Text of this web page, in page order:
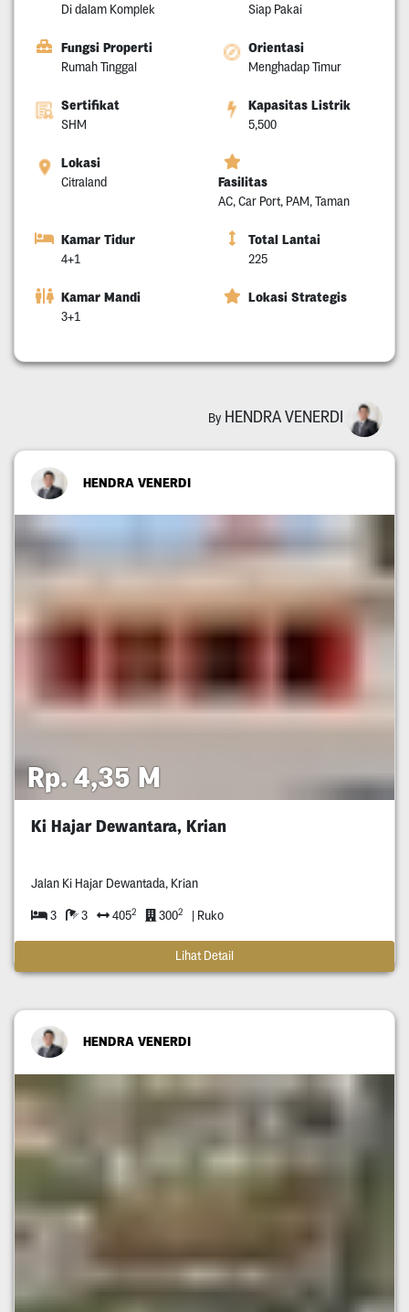
Di dalam Komplek Siap Pakai
Fungsi Properti
Rumah Tinggal
Orientasi
Menghadap Timur
Sertifikat
SHM
Kapasitas Listrik
5,500
Lokasi
Citraland Fasilitas
AC, Car Port, PAM, Taman
Kamar Tidur
4+1
Total Lantai
225
Kamar Mandi
3+1
Lokasi Strategis
By HENDRA VENERDI
HENDRA VENERDI
Rp. 4,35 M
Ki Hajar Dewantara, Krian
Jalan Ki Hajar Dewantada, Krian
3 3 4052 3002 | Ruko
Lihat Detail
HENDRA VENERDI